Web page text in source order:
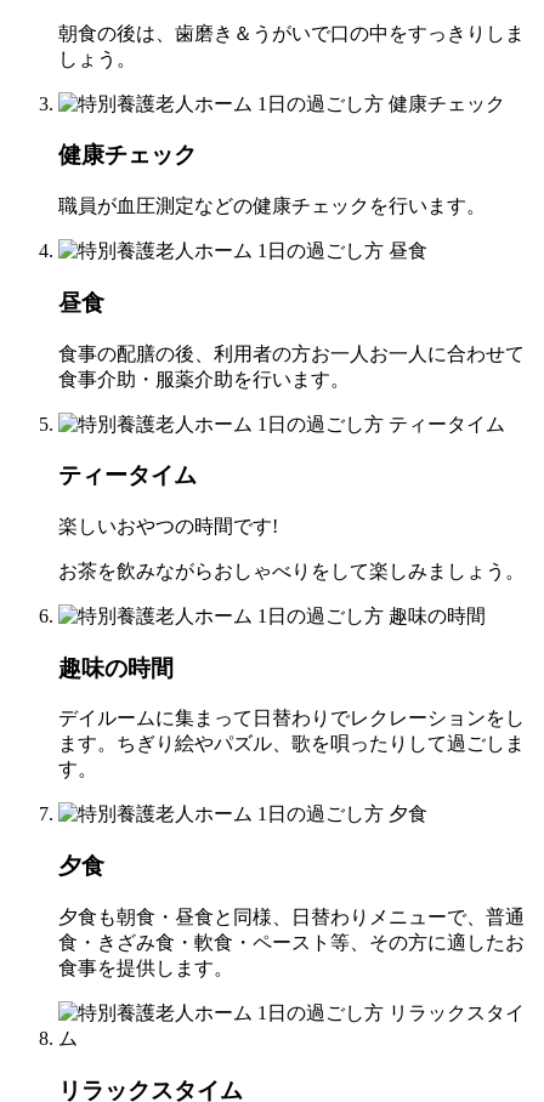
朝食の後は、歯磨き＆うがいで口の中をすっきりしま
しょう。
健康チェック
職員が血圧測定などの健康チェックを行います。
昼食
食事の配膳の後、利用者の方お一人お一人に合わせて
食事介助・服薬介助を行います。
ティータイム
楽しいおやつの時間です!
お茶を飲みながらおしゃべりをして楽しみましょう。
趣味の時間
デイルームに集まって日替わりでレクレーションをし
ます。ちぎり絵やパズル、歌を唄ったりして過ごしま
す。
夕食
夕食も朝食・昼食と同様、日替わりメニューで、普通
食・きざみ食・軟食・ペースト等、その方に適したお
食事を提供します。
リラックスタイム